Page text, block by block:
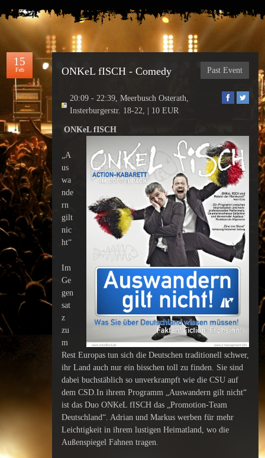
15
Feb ONKeL fISCH - Comedy Past Event
20:09 - 22:39, Meerbusch Osterath,
Insterburgerstr. 18-22, | 10 EUR
ONKeL fISCH
„A
us
wa
nde
rn
gilt
nic
ht“
Im
Ge
gen
sat
z
zu
m
Rest Europas tun sich die Deutschen traditionell schwer,
ihr Land auch nur ein bisschen toll zu finden. Sie sind
dabei buchstäblich so unverkrampft wie die CSU auf
dem CSD.In ihrem Programm „Auswandern gilt nicht“
ist das Duo ONKeL fISCH das „Promotion-Team
Deutschland“. Adrian und Markus werben für mehr
Leichtigkeit in ihrem lustigen Heimatland, wo die
Außenspiegel Fahnen tragen.